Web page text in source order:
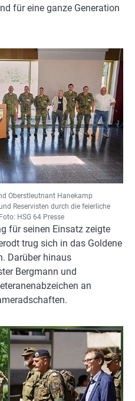
für eine ganze Generation
Oberstleutnant Hanekamp
Reservisten durch die feierliche
HSG 64 Presse
für seinen Einsatz zeigte
trug sich in das Goldene
Darüber hinaus
Bergmann und
an